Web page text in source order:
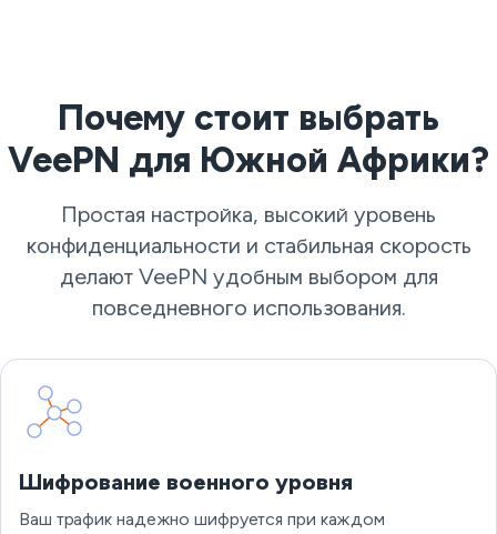
Почему стоит выбрать
VeePN для Южной Африки?
Простая настройка, высокий уровень
конфиденциальности и стабильная скорость
делают VeePN удобным выбором для
повседневного использования.
Шифрование военного уровня
Ваш трафик надежно шифруется при каждом